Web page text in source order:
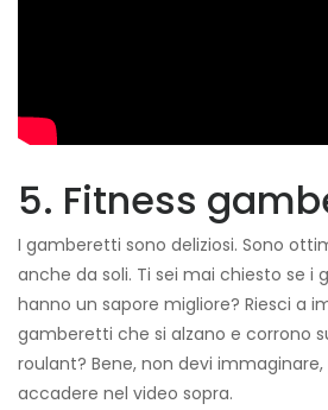
5. Fitness
I gamberetti sono deliziosi. Sono
anche da soli. Ti sei mai chiesto se
hanno un sapore migliore? Riesci a
gamberetti che si alzano e corrono
roulant? Bene, non devi
accadere nel video sopra.